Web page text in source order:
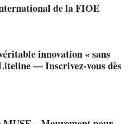
de la FIOE
innovation « sans
— Inscrivez-vous dès